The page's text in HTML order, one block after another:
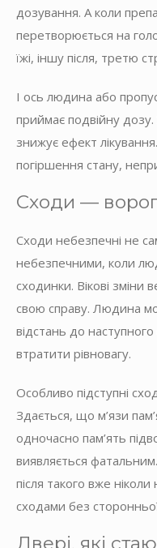
дозування. А коли
перетворюється на
їжі, іншу після, третю
І ось людина або
приймає подвійну
знижує ефект
погіршення стану,
Сходи —
Сходи небезпечні не
небезпечними, коли
сходинки. Вікові зміни
свою справу. Людина
відстань до
втратити рівновагу.
Особливо підступні
Здається, що м’язи
одночасно пам’ять
виявляється
після такого вже
сходами без
Двері, які